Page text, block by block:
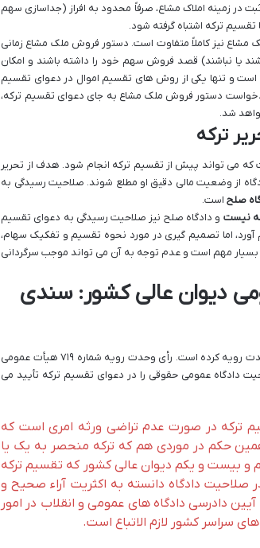
در زمینه املاک مشاع، صرفاً محدود به افراز (جداسازی سهم
ترکه اشتباه گرفته شود.
مشاع نیز کاملاً متفاوت است. دستور فروش ملک مشاع زمانی
یا نباشند) قصد فروش سهم خود را داشته باشند و امکان
است و تنها یکی از روش های تقسیم اموال در دعوای تقسیم
دستور فروش ملک مشاع به جای دعوای تقسیم ترکه،
شد.
ترکه
می تواند پیش از تقسیم ترکه انجام شود. هدف از تحریر
از وضعیت مالی دقیق او مطلع شوند. صلاحیت رسیدگی به
صلح است.
نیست و دادگاه صلح نیز صلاحیت رسیدگی به دعوای تقسیم
آورد، اما تصمیم گیری در مورد نحوه تقسیم و تفکیک سهام،
بسیار مهم است و عدم توجه به آن می تواند موجب سرگردانی
۷۱۹ هیأت عمومی دیوان عالی کشور: سندی
برای رفع هرگونه ابهام و سردرگمی، دستگاه قضایی اقدام به صدور رأی وحدت رویه کرده است. رأی وحدت رویه شماره ۷۱۹ هیأت عمومی
است، به روشنی صلاحیت دادگاه عمومی حقوقی را در دعوای تقسیم ترکه تأیید می
ترکه در صورت عدم تراضی ورثه امری است که
حکم در موردی هم که ترکه منحصر به یک یا
و بیست و یکم دیوان عالی کشور که تقسیم ترکه
صلاحیت دادگاه دانسته به اکثریت آراء صحیح و
قانونی است. این رأی طبق ماده ۲۷۰ قانون آیین دادرسی دادگاه های عمومی و انقلاب در امور
سراسر کشور لازم الاتباع است.